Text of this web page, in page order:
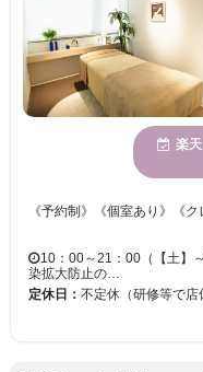
楽
10：00～21：00（【土】
染拡大防止の…
定休日： 不定休（研修等で店